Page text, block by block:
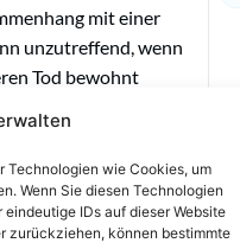
Technologien wie Cookies, um
Wenn Sie diesen Technologien
IDs auf dieser Website
zurückziehen, können bestimmte
mit einer
unzutreffend, wenn
Tod bewohnt